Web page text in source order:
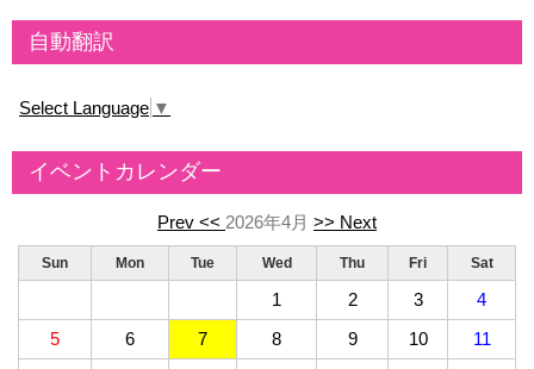
自動翻訳
Select Language ▼
イベントカレンダー
Prev << 2026年4月 >> Next
Sun Mon Tue Wed Thu Fri Sat
1 2 3
4
5
6 7 8 9 10
11